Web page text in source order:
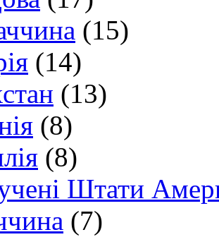
(15)
(14)
(13)
(8)
(8)
Штати
(7)